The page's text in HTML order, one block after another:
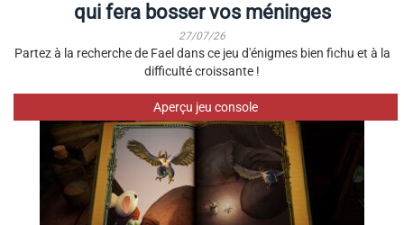
qui fera bosser vos méninges
27/07/26
Partez à la recherche de Fael dans ce jeu d'énigmes bien fichu et à la
difficulté croissante !
Aperçu jeu console